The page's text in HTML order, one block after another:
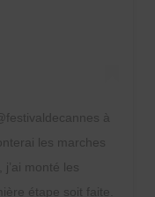
à
les marches
monté les
étape soit faite.